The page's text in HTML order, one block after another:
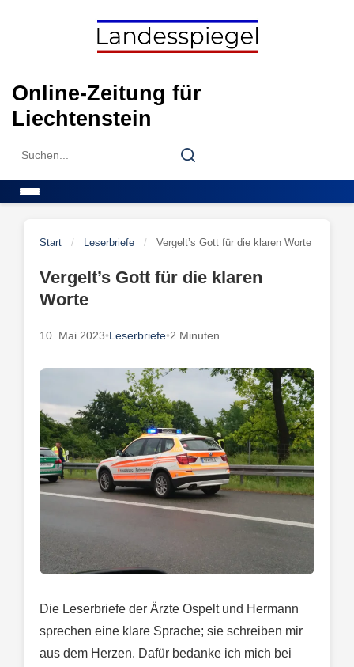
Online-Zeitung für
Liechtenstein
Search
Search
Start / Leserbriefe / Vergelt’s Gott für die klaren Worte
Vergelt’s Gott für die klaren
Worte
10. Mai 2023•Leserbriefe•2 Minuten
Die Leserbriefe der Ärzte Ospelt und Hermann
sprechen eine klare Sprache; sie schreiben mir
aus dem Herzen. Dafür bedanke ich mich bei